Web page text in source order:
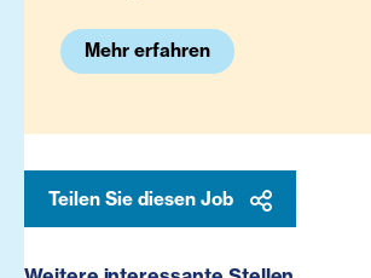
Mehr erfahren
Teilen Sie diesen Job